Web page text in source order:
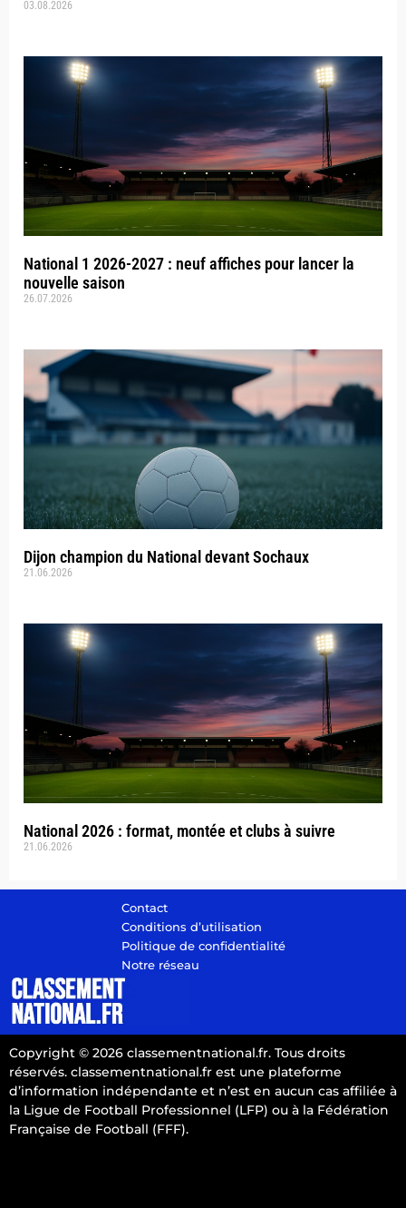
03.08.2026
National 1 2026-2027 : neuf affiches pour lancer la
nouvelle saison
26.07.2026
Dijon champion du National devant Sochaux
21.06.2026
National 2026 : format, montée et clubs à suivre
21.06.2026
Contact
Conditions d’utilisation
Politique de confidentialité
Notre réseau
Copyright © 2026 classementnational.fr. Tous droits
réservés. classementnational.fr est une plateforme
d’information indépendante et n’est en aucun cas affiliée à
la Ligue de Football Professionnel (LFP) ou à la Fédération
Française de Football (FFF).